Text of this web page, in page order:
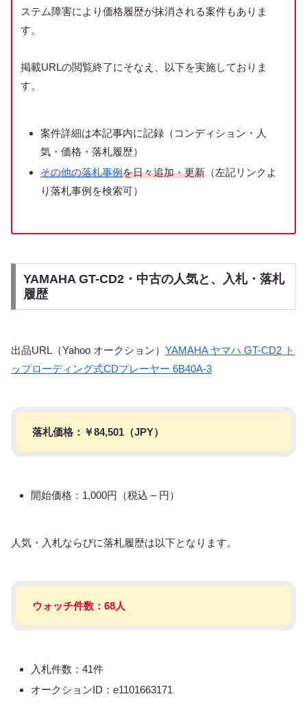
ステム障害により価格履歴が抹消される案件もありま
す。
掲載URLの閲覧終了にそなえ、以下を実施しておりま
す。
案件詳細は本記事内に記録（コンディション・人
気・価格・落札履歴）
その他の落札事例を日々追加・更新 （左記リンクよ
り落札事例を検索可）
YAMAHA GT-CD2・中古の人気と、入札・落札
履歴
出品URL（Yahoo オークション） YAMAHA ヤマハ GT-CD2 ト
ップローディング式CDプレーヤー 6B40A-3
落札価格：￥84,501（JPY）
開始価格：1,000円（税込 – 円）
人気・入札ならびに落札履歴は以下となります。
ウォッチ件数：68人
入札件数：41件
オークションID：e1101663171